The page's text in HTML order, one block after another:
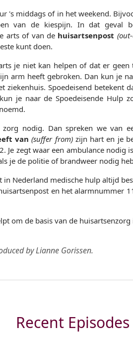
's middags of in het weekend.
van de kiespijn. In dat geval
arts of van de huisartsenpost
kunt doen.
je niet kan helpen of dat er
arm heeft gebroken. Dan kun je
ziekenhuis. Spoedeisend betekent
je naar de Spoedeisende Hulp
nodig. Dan spreken we van
van (suffer from)zijn hart en je
Je zegt waar een ambulance nodig
je de politie of brandweer nodig
Nederland medische hulp altijd
en het alarmnummer
om de basis van de
by Lianne Gorissen.
Recent Episodes